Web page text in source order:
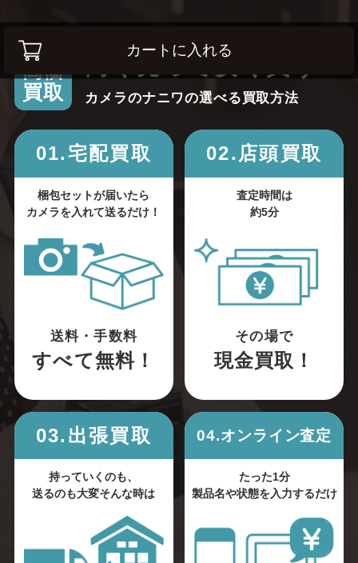
カートに入れる
高価
買取
カメラのナニワの選べる買取方法
01.宅配買取
梱包セットが届いたら
カメラを入れて送るだけ！
送料・手数料
すべて無料！
02.店頭買取
査定時間は
約5分
その場で
現金買取！
03.出張買取
持っていくのも、
送るのも大変そんな時は
04.オンライン査定
たった1分
製品名や状態を入力するだけ